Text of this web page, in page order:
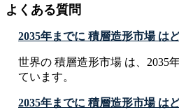
よくある質問
2035年までに 積層造形市場 は
世界の 積層造形市場 は、2035
ています。
2035年までに 積層造形市場 は